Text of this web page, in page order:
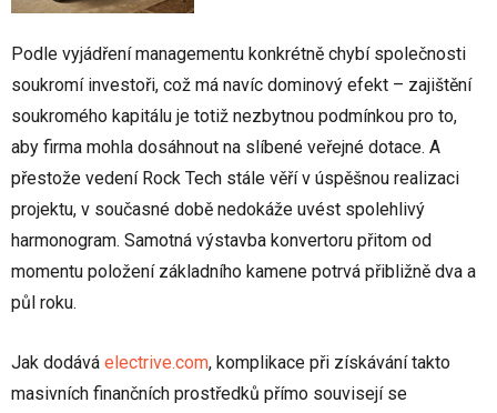
Podle vyjádření managementu konkrétně chybí společnosti
soukromí investoři, což má navíc dominový efekt – zajištění
soukromého kapitálu je totiž nezbytnou podmínkou pro to,
aby firma mohla dosáhnout na slíbené veřejné dotace. A
přestože vedení Rock Tech stále věří v úspěšnou realizaci
projektu, v současné době nedokáže uvést spolehlivý
harmonogram. Samotná výstavba konvertoru přitom od
momentu položení základního kamene potrvá přibližně dva a
půl roku.
Jak dodává electrive.com, komplikace při získávání takto
masivních finančních prostředků přímo souvisejí se